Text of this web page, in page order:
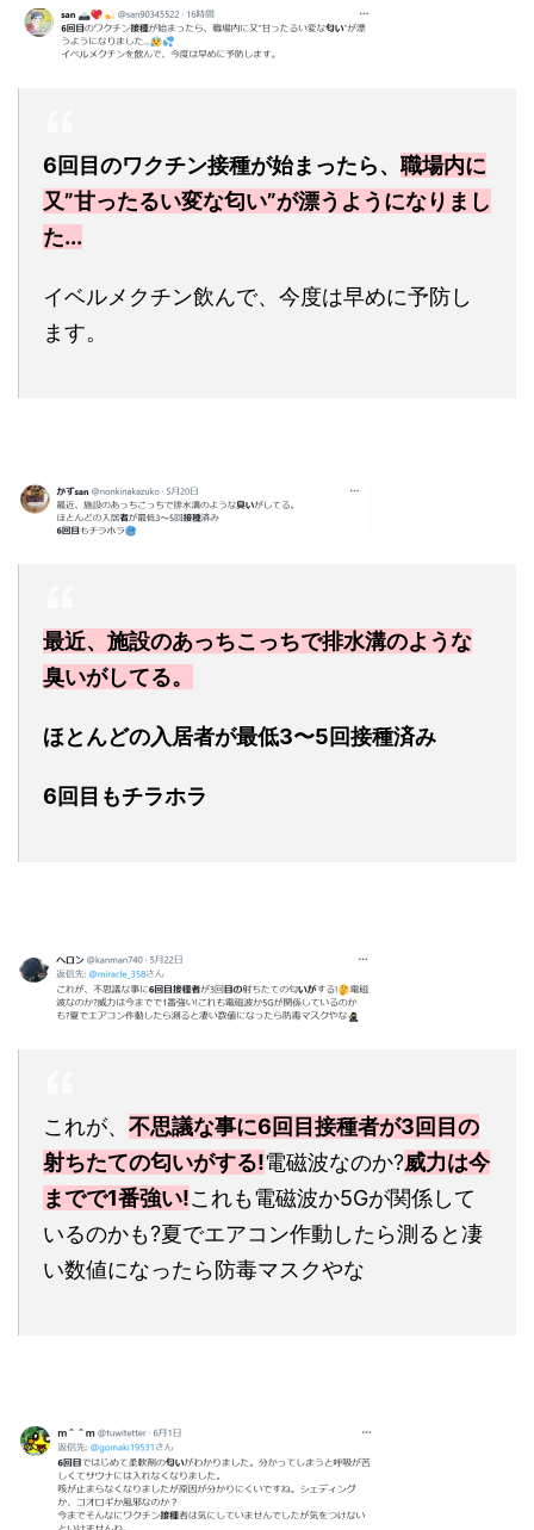
6回目のワクチン接種が始まったら、 職場内に
又”甘ったるい変な匂い”が漂うようになりまし
た...
イベルメクチン飲んで、今度は早めに予防し
ます。
最近、施設のあっちこっちで排水溝のような
臭いがしてる。
ほとんどの入居者が最低3〜5回接種済み
6回目もチラホラ
これが、 不思議な事に6回目接種者が3回目の
射ちたての匂いがする!電磁波なのか?威力は今
までで1番強い!これも電磁波か5Gが関係して
いるのかも?夏でエアコン作動したら測ると凄
い数値になったら防毒マスクやな